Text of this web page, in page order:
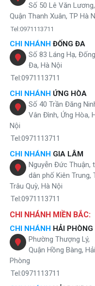
Hệ thống 10 lõi lọc mạnh
Số 50 Lê Văn Lương,
Quận Thanh Xuân, TP Hà
Tel:0971113711
CHI NHÁNH ĐỐNG ĐA
Số 83 Láng Hạ, Đống
Đa, Hà Nội
Tel:0971113711
CHI NHÁNH ỨNG HÒA
Số 40 Trần Đăng
Vân Đình, Ứng Hòa,
Nội
Tel:0971113711
CHI NHÁNH GIA LÂM
Nguyễn Đức Thuận,
dân phố Kiên Trung,
Trâu Quỳ, Hà Nội
Tel:0971113711
CHI NHÁNH MIỀN BẮC:
CHI NHÁNH HẢI PHÒNG
Phường Thượng Lý,
Quận Hồng Bàng, Hải
Phòng
Tel:0971113711